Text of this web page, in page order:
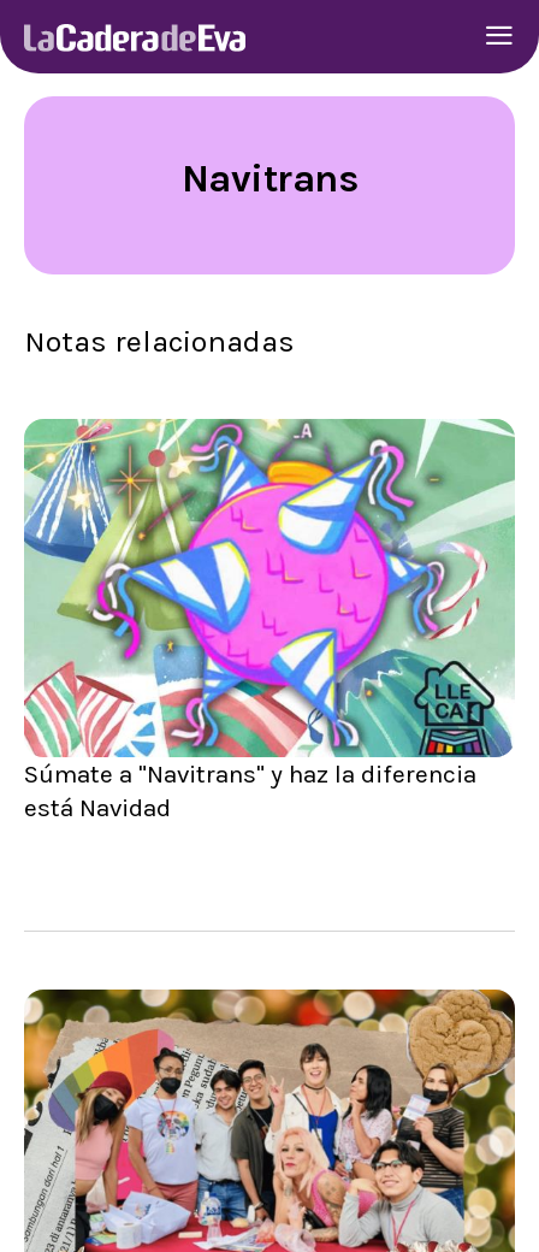
Navitrans
Notas relacionadas
Súmate a "Navitrans" y haz la diferencia
está Navidad